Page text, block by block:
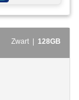
Zwart | 128GB